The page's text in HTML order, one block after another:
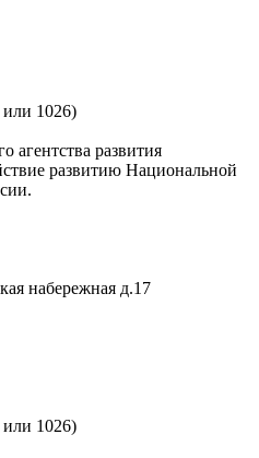
или 1026)
агентства развития
развитию Национальной
набережная д.17
или 1026)